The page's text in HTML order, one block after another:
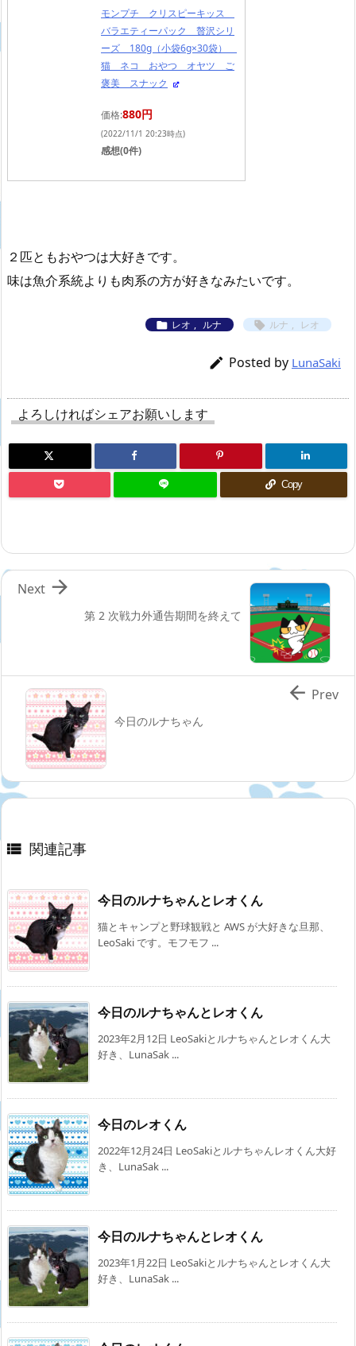
モンプチ クリスピーキッス
バラエティーパック 贅沢シリ
ーズ 180g（小袋6g×30袋）
猫 ネコ おやつ オヤツ ご
褒美 スナック
価格:880円
(2022/11/1 20:23時点)
感想(0件)
２匹ともおやつは大好きです。
味は魚介系統よりも肉系の方が好きなみたいです。
 レオ , ルナ  ルナ , レオ
 Posted by LunaSaki
よろしければシェアお願いします
Copy
第 2 次戦力外通告期間を終えて

Next
今日のルナちゃん
 Prev
 関連記事
今日のルナちゃんとレオくん
猫とキャンプと野球観戦と AWS が大好きな旦那、
LeoSaki です。モフモフ ...
今日のルナちゃんとレオくん
2023年2月12日 LeoSakiとルナちゃんとレオくん大
好き、LunaSak ...
今日のレオくん
2022年12月24日 LeoSakiとルナちゃんレオくん大好
き、LunaSak ...
今日のルナちゃんとレオくん
2023年1月22日 LeoSakiとルナちゃんとレオくん大
好き、LunaSak ...